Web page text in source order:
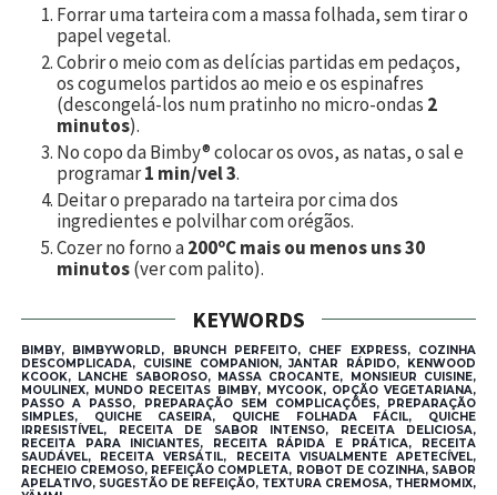
Forrar uma tarteira com a massa folhada, sem tirar o
papel vegetal.
Cobrir o meio com as delícias partidas em pedaços,
os cogumelos partidos ao meio e os espinafres
(descongelá-los num pratinho no micro-ondas 2
minutos).
No copo da Bimby® colocar os ovos, as natas, o sal e
programar1 min/vel 3.
Deitar o preparado na tarteira por cima dos
ingredientes e polvilhar com orégãos.
Cozer no forno a200ºC mais ou menos uns 30
minutos(ver com palito).
KEYWORDS
BIMBY, BIMBYWORLD, BRUNCH PERFEITO, CHEF EXPRESS, COZINHA
DESCOMPLICADA, CUISINE COMPANION, JANTAR RÁPIDO, KENWOOD
KCOOK, LANCHE SABOROSO, MASSA CROCANTE, MONSIEUR CUISINE,
MOULINEX, MUNDO RECEITAS BIMBY, MYCOOK, OPÇÃO VEGETARIANA,
PASSO A PASSO, PREPARAÇÃO SEM COMPLICAÇÕES, PREPARAÇÃO
SIMPLES, QUICHE CASEIRA, QUICHE FOLHADA FÁCIL, QUICHE
IRRESISTÍVEL, RECEITA DE SABOR INTENSO, RECEITA DELICIOSA,
RECEITA PARA INICIANTES, RECEITA RÁPIDA E PRÁTICA, RECEITA
SAUDÁVEL, RECEITA VERSÁTIL, RECEITA VISUALMENTE APETECÍVEL,
RECHEIO CREMOSO, REFEIÇÃO COMPLETA, ROBOT DE COZINHA, SABOR
APELATIVO, SUGESTÃO DE REFEIÇÃO, TEXTURA CREMOSA, THERMOMIX,